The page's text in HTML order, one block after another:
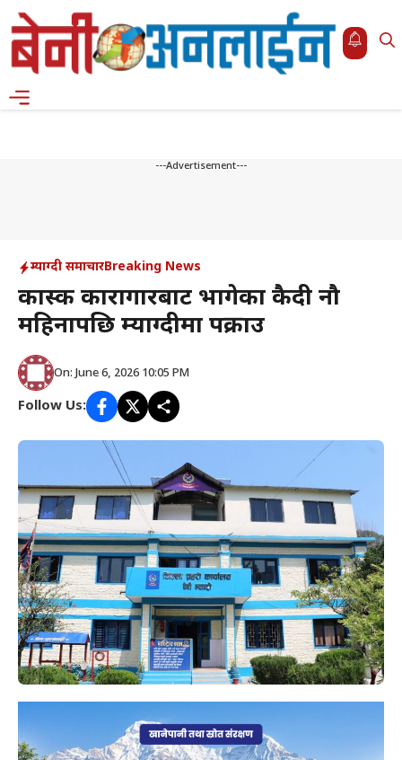
Skip
to
content
---Advertisement---
म्याग्दी समाचारBreaking News
कास्की कारागारबाट भागेका कैदी नौ
महिनापछि म्याग्दीमा पक्राउ
On: June 6, 2026 10:05 PM
Follow Us: